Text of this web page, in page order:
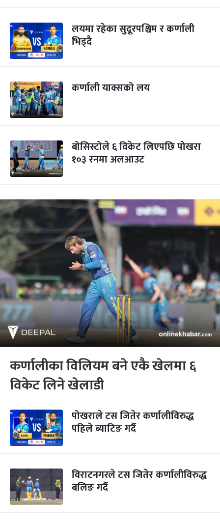
लयमा रहेका सुदूरपश्चिम र कर्णाली
भिड्दै
कर्णाली याक्सको लय
बोसिस्टोले ६ विकेट लिएपछि पोखरा
१०३ रनमा अलआउट
कर्णालीका विलियम बने एकै खेलमा ६
विकेट लिने खेलाडी
पोखराले टस जितेर कर्णालीविरुद्ध
पहिले ब्याटिङ गर्दै
विराटनगरले टस जितेर कर्णालीविरुद्ध
बलिङ गर्दै